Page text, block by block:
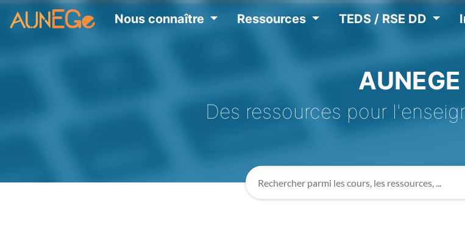
Nous connaître Ressources TEDS / RSE DD
AUNEGE
Des ressources pour